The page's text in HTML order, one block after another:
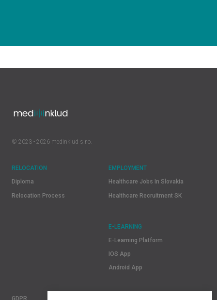
© 2023 - 2026 medinklud s.r.o.
RELOCATION
Diploma
Relocation Process
EMPLOYMENT
Healthcare Jobs In Slovakia
Healthcare Recruitment SK
E-LEARNING
E-Learning Platform
IOS App
Android App
GDPR